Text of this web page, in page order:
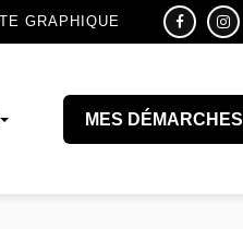
GRAPHIQUE
MES DÉMARCHES